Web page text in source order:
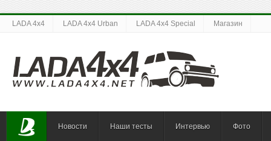
LADA 4x4 LADA 4x4 Urban LADA 4x4 Special Магазин
Новости Наши тесты Интервью Фото